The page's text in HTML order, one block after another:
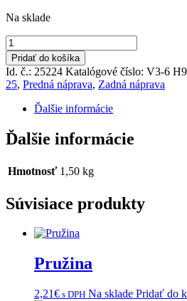
Na sklade
množstvo
Sedlo
listového
pera
Pridať do košíka
Id. č.: 25224 Katalógové číslo: V3-6
25, Predná náprava, Zadná náprava
Ďalšie informácie
Ďalšie informácie
Hmotnosť 1,50 kg
Súvisiace produkty
Pružina
2,21€ s DPH Na sklade Pridať do